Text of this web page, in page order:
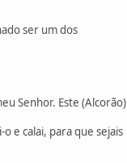
ser um dos
Senhor. Este (Alcorão)
e calai, para que sejais